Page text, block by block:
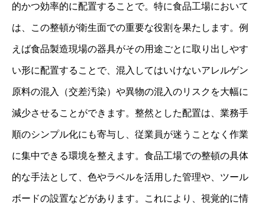
的かつ効率的に配置することで。特に食品工場において
は、この整頓が衛生面での重要な役割を果たします。例
えば食品製造現場の器具がその用途ごとに取り出しやす
い形に配置することで、混入してはいけないアレルゲン
原料の混入（交差汚染）や異物の混入のリスクを大幅に
減少させることができます。整然とした配置は、業務手
順のシンプル化にも寄与し、従業員が迷うことなく作業
に集中できる環境を整えます。食品工場での整頓の具体
的な手法として、色やラベルを活用した管理や、ツール
ボードの設置などがあります。これにより、視覚的に情